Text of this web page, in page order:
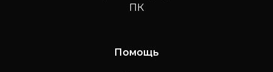
ПК
Помощь